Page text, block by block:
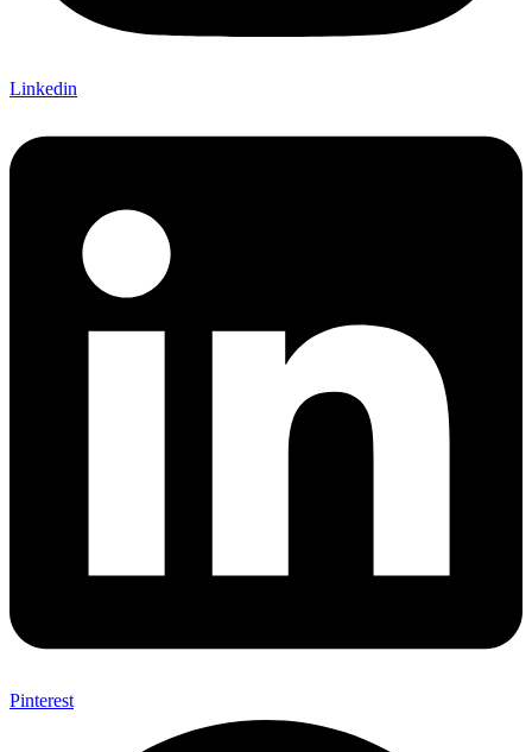
Linkedin
Pinterest